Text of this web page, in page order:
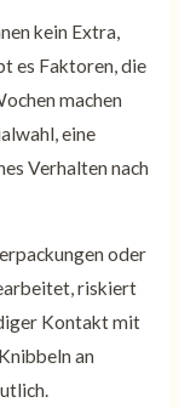
kein Extra,
es Faktoren, die
machen
eine
Verhalten nach
oder
riskiert
Kontakt mit
an